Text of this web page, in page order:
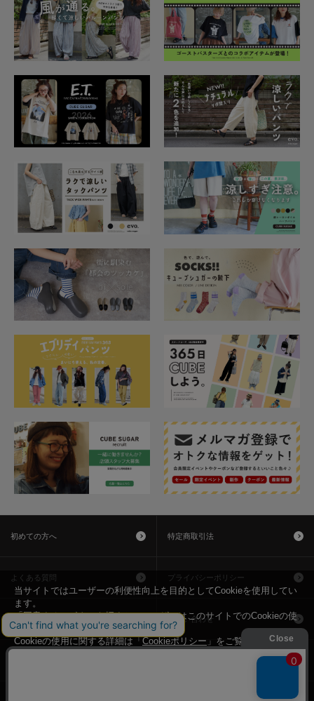
初めての方へ 特定商取引法
よくある質問 プライバシーポリシー
お問い合わせ
当サイトではユーザーの利便性向上を目的としてCookieを使用してい
ます。
「同意する」ボタンを押すと、ユーザーはこのサイトでのCookieの使
用に同意したことになります。
Cookieの使用に関する詳細は「 Cookieポリシー 」をご覧ください。